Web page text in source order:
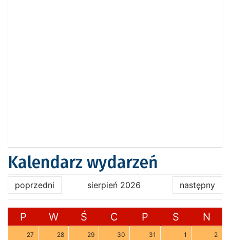
Kalendarz wydarzeń
poprzedni sierpień 2026 następny
P W Ś C P S N
27 28 29 30 31 1 2